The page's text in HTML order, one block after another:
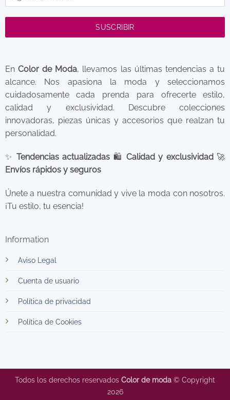
En Color de Moda, llevamos las últimas tendencias a tu
alcance. Nos apasiona la moda y seleccionamos
cuidadosamente cada prenda para ofrecerte estilo,
calidad y exclusividad. Descubre colecciones
innovadoras, piezas únicas y accesorios que realzan tu
personalidad.
✨ Tendencias actualizadas 🛍️ Calidad y exclusividad🚀
Envíos rápidos y seguros
Únete a nuestra comunidad y vive la moda con nosotros.
¡Tu estilo, tu esencia!
Information
Aviso Legal
Cuenta de usuario
Política de privacidad
Política de Cookies
SUSCRIBIR
Todos los derechos reservados Color de moda © Copyright
2026